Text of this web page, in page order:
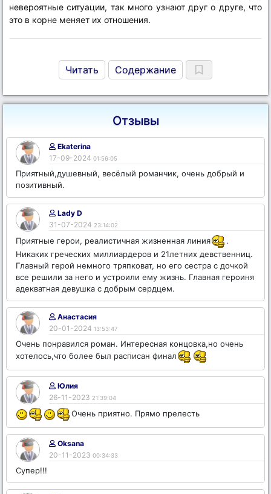
невероятные ситуации, так много узнают друг о друге, что
это в корне меняет их отношения.
Читать Содержание
Отзывы
Ekaterina
17-09-2024 01:56:05
Приятный,душевный, весёлый романчик, очень добрый и
позитивный.
Lady D
31-07-2024 23:14:02
Приятные герои, реалистичная жизненная линия
.
Никаких греческих миллиардеров и 21летних девственниц.
Главный герой немного тряпковат, но его сестра с дочкой
все решили за него и устроили ему жизнь. Главная героиня
адекватная девушка с добрым сердцем.
Анастасия
20-01-2024 13:53:47
Очень понравился роман. Интересная концовка,но очень
хотелось,что более был расписан финал
Юлия
26-11-2023 21:39:04
Очень приятно. Прямо прелесть
Oksana
20-11-2023 00:34:33
Супер!!!